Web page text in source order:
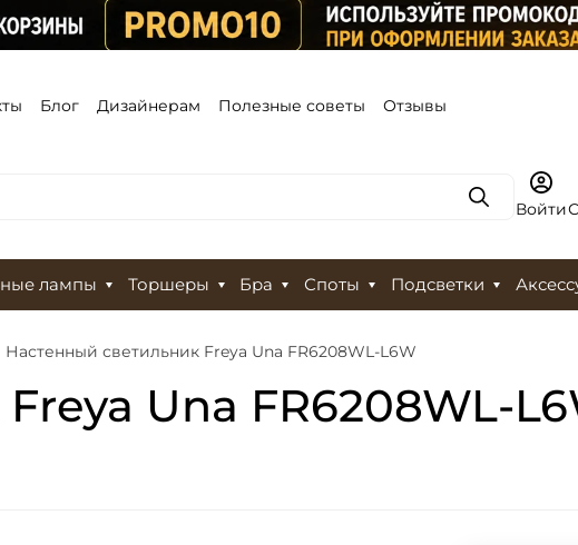
Блог Дизайнерам Полезные советы Отзывы
ПоискВойти
лампы Торшеры Бра Споты Подсветки
Настенный светильник Freya Una FR6208WL-L6W
Una FR6208WL-